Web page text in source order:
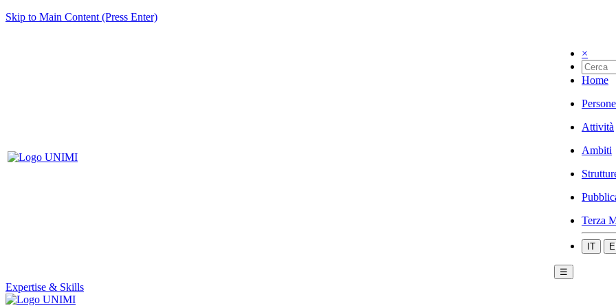
Skip to Main Content (Press Enter)
×
Home
Persone
Attività
Ambiti
Terza
IT
☰
Expertise & Skills